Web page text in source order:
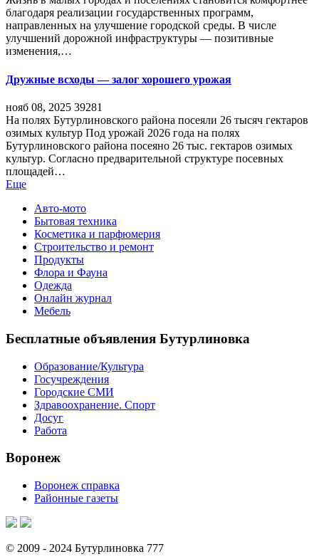
благодаря реализации государственных программ,
направленных на улучшение городской среды. В числе
улучшений дорожной инфраструктуры — позитивные
изменения,…
Дружные всходы — залог хорошего урожая
нояб 08, 2025 39281
На полях Бутурлиновского района посеяли 26 тысяч гектаров
озимых культур Под урожай 2026 года на полях
Бутурлиновского района посеяно 26 тыс. гектаров озимых
культур. Согласно предварительной структуре посевных
площадей…
Еще
Авто-мото
Бытовая техника
Косметика и парфюмерия
Строительство и ремонт
Продукты
Флора и Фауна
Одежда
Онлайн журнал
Мебель
Бесплатные объявления Бутурлиновка
Образование/Культура
Госучреждения
Городские СМИ
Здравоохранение. Спорт
Досуг
Работа
Воронеж
Воронеж справка
Районные газеты
© 2009 - 2024 Бутурлиновка 777